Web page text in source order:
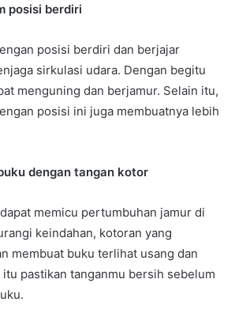
posisi berdiri
posisi berdiri dan berjajar
sirkulasi udara. Dengan begitu
menguning dan berjamur. Selain itu,
posisi ini juga membuatnya lebih
dengan tangan kotor
memicu pertumbuhan jamur di
keindahan, kotoran yang
membuat buku terlihat usang dan
itu pastikan tanganmu bersih sebelum